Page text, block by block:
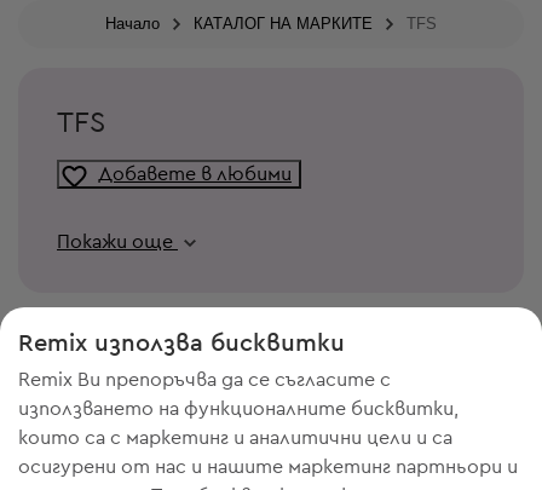
Начало КАТАЛОГ НА МАРКИТЕ TFS
TFS
Добавете в любими
Покажи още
Remix използва бисквитки
Remix Ви препоръчва да се съгласите с
използването на функционалните бисквитки,
които са с маркетинг и аналитични цели и са
осигурени от нас и нашите маркетинг партньори и